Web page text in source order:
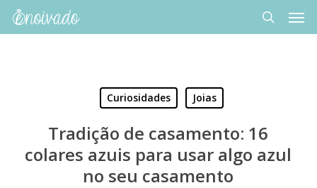
Skip
search
Curiosidades Joias
Tradição de casamento: 16
colares azuis para usar algo azul
no seu casamento